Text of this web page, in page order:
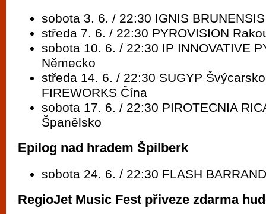
sobota 3. 6. / 22:30 IGNIS
středa 7. 6. / 22:30 PYROVISION
sobota 10. 6. / 22:30 IP INNOVATIVE
Německo
středa 14. 6. / 22:30 SUGYP
FIREWORKS Čína
sobota 17. 6. / 22:30 PIROTECNIA
Španělsko
Epilog nad hradem Špilberk
sobota 24. 6. / 22:30 FLASH
RegioJet Music Fest přiveze zdarma